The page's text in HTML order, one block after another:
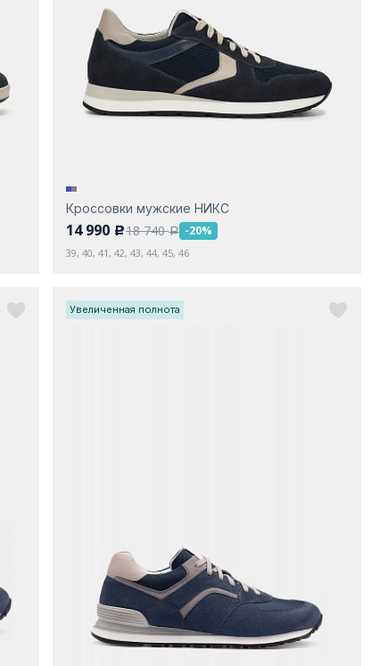
Кроссовки мужские НИКС
14 990 c18 740a -20%
39, 40, 41, 42, 43, 44, 45, 46
Увеличенная полнота